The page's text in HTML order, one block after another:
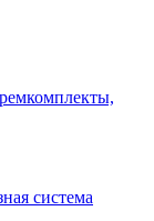
система